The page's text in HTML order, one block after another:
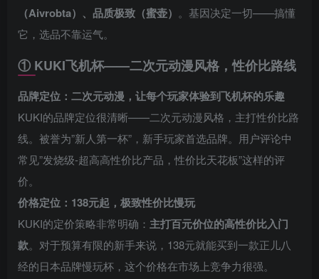
（Aivrobta）、品质极致（蜜壶） 。基因决定一切——搞懂
它，选品不靠运气。
① KUKI飞机杯——二次元动漫风格，性价比路线
品牌定位：二次元动漫，让每个玩家体验到飞机杯的乐趣
KUKI的品牌定位很清晰——二次元动漫风格，主打性价比路
线。被誉为”新人第一杯”，新手玩家首选品牌。用户评论中
常见”发烧级-超高高性价比产品，性价比天花板”这样的评
价。
价格定位：138元起，极致性价比慢玩
KUKI的定价策略非常明确： 主打百元价位的高性价比入门
款。对于预算有限的新手来说，138元就能买到一款正儿八
经的日本品牌慢玩杯，这个价格在市场上竞争力很强。